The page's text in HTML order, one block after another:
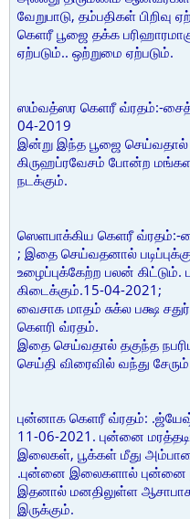
வேறுபாடு, தம்பதிகள்
கெளரீ பூஜை தக்க
ஏற்படும்.. ஒற்றுமை ஏற்படும்.
ஸம்வத்ஸர கெளரீ வ்ரதம்:-சைத்ர
04-2019
இன்று இந்த பூஜை செய்வதால்
கிருஹப்ரவேசம் போன்ற மங்கள
நடக்கும்.
ஸெளபாக்கிய கெளரீ வ்ரதம்:-
; இதை செய்வதனால்
உழைப்புக்கேற்ற பலன்
கிடைக்கும்.15-04-2021;
வைசாக மாதம் சுக்ல பக்ஷ
கெளரி வ்ரதம்.
இதை செய்வதால் தகுந்த
செய்தி விரைவில் வந்து
புன்னாக கெளரீ வ்ரதம்:
11-06-2021. புன்னை
இலைகள், பூக்கள் மீது
.புன்னை இலைகளால் புன்னை
இதனால் மனதிலுள்ள
இருக்கும்.